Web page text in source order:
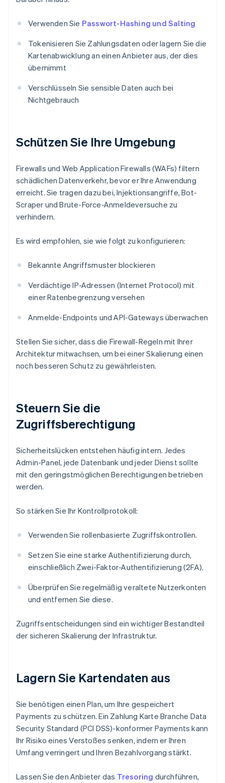
Verwenden Sie Passwort-Hashing und Salting
Tokenisieren Sie Zahlungsdaten oder lagern Sie die
Kartenabwicklung an einen Anbieter aus, der dies
übernimmt
Verschlüsseln Sie sensible Daten auch bei
Nichtgebrauch
Schützen Sie Ihre Umgebung
Firewalls und Web Application Firewalls (WAFs) filtern
schädlichen Datenverkehr, bevor er Ihre Anwendung
erreicht. Sie tragen dazu bei, Injektionsangriffe, Bot-
Scraper und Brute-Force-Anmeldeversuche zu
verhindern.
Es wird empfohlen, sie wie folgt zu konfigurieren:
Bekannte Angriffsmuster blockieren
Verdächtige IP-Adressen (Internet Protocol) mit
einer Ratenbegrenzung versehen
Anmelde-Endpoints und API-Gateways überwachen
Stellen Sie sicher, dass die Firewall-Regeln mit Ihrer
Architektur mitwachsen, um bei einer Skalierung einen
noch besseren Schutz zu gewährleisten.
Steuern Sie die
Zugriffsberechtigung
Sicherheitslücken entstehen häufig intern. Jedes
Admin-Panel, jede Datenbank und jeder Dienst sollte
mit den geringstmöglichen Berechtigungen betrieben
werden.
So stärken Sie Ihr Kontrollprotokoll:
Verwenden Sie rollenbasierte Zugriffskontrollen.
Setzen Sie eine starke Authentifizierung durch,
einschließlich Zwei-Faktor-Authentifizierung (2FA).
Überprüfen Sie regelmäßig veraltete Nutzerkonten
und entfernen Sie diese.
Zugriffsentscheidungen sind ein wichtiger Bestandteil
der sicheren Skalierung der Infrastruktur.
Lagern Sie Kartendaten aus
Sie benötigen einen Plan, um Ihre gespeichert
Payments zu schützen. Ein Zahlung Karte Branche Data
Security Standard (PCI DSS)-konformer Payments kann
Ihr Risiko eines Verstoßes senken, indem er Ihren
Umfang verringert und Ihren Bezahlvorgang stärkt.
Lassen Sie den Anbieter das Tresoring durchführen,